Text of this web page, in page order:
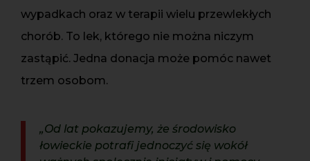
wypadkach oraz w terapii wielu przewlekłych
chorób. To lek, którego nie można niczym
zastąpić. Jedna donacja może pomóc nawet
trzem osobom.
„Od lat pokazujemy, że środowisko
łowieckie potrafi jednoczyć się wokół